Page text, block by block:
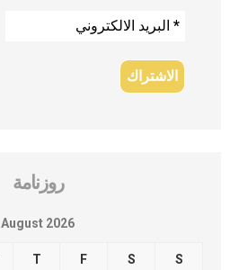
روزنامة
August 2026
T F S S